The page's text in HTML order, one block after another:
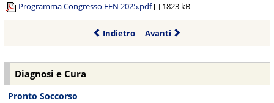
Programma Congresso FFN 2025.pdf [ ] 1823 kB
Indietro Avanti
Diagnosi e Cura
Pronto Soccorso